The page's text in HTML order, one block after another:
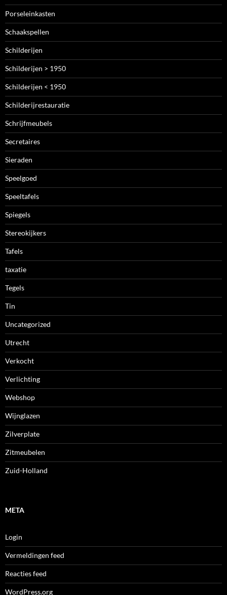
Porseleinkasten
Schaakspellen
Schilderijen
Schilderijen > 1950
Schilderijen < 1950
Schilderijrestauratie
Schrijfmeubels
Secretaires
Sieraden
Speelgoed
Speeltafels
Spiegels
Stereokijkers
Tafels
taxatie
Tegels
Tin
Uncategorized
Utrecht
Verkocht
Verlichting
Webshop
Wijnglazen
Zilverplate
Zitmeubelen
Zuid-Holland
META
Login
Vermeldingen feed
Reacties feed
WordPress.org